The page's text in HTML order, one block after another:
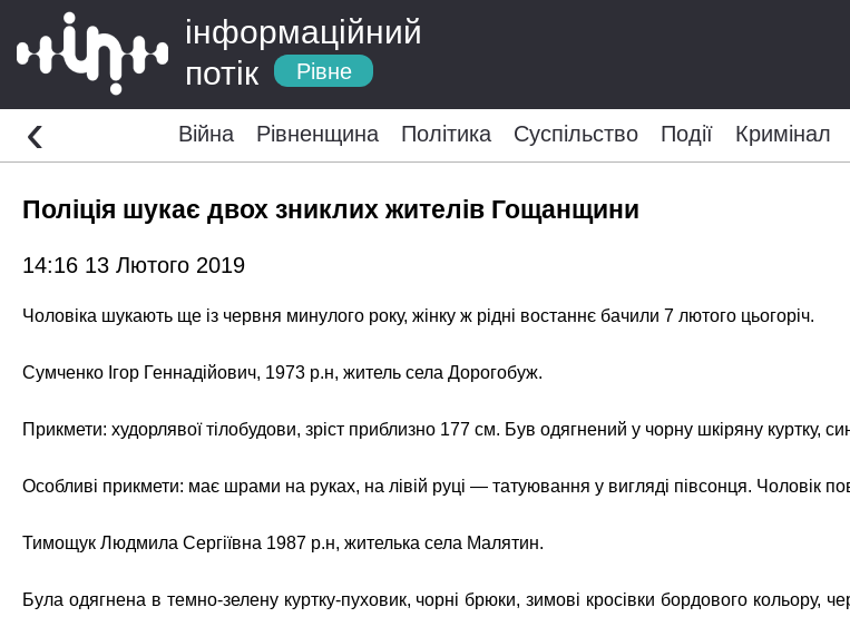
інформаційний
потік
Рівне
Війна Рівненщина Політика Суспільство Події Кримінал
‹
Поліція шукає двох зниклих жителів Гощанщини
14:16 13 Лютого 2019
Чоловіка шукають ще із червня минулого року, жінку ж рідні востаннє бачили 7 лютого цьогоріч.
Сумченко Ігор Геннадійович, 1973 р.н, житель села Дорогобуж.
Прикмети: худорлявої тілобудови, зріст приблизно 177 см. Був одягнений у чорну шкіряну куртку,
Особливі прикмети: має шрами на руках, на лівій руці — татуювання у вигляді півсонця. Чоловік
Тимощук Людмила Сергіївна 1987 р.н, жителька села Малятин.
Була одягнена в темно-зелену куртку-пуховик, чорні брюки, зимові кросівки бордового